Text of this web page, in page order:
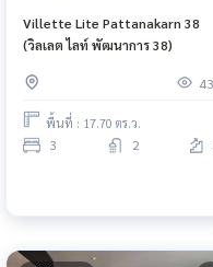
Villette Lite Pattanakarn 38
(วิลเลต ไลท์ พัฒนาการ 38)
พื้นที่ : 17.70 ตร.ว.
3 2